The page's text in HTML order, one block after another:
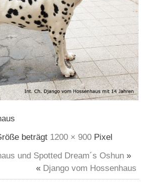
beträgt 1200 × 900Pixel
und Spotted Dream´s Oshun »
« Django vom Hossenhaus